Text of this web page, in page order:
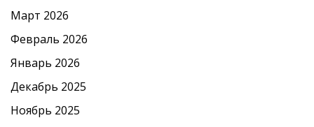
Март 2026
Февраль 2026
Январь 2026
Декабрь 2025
Ноябрь 2025